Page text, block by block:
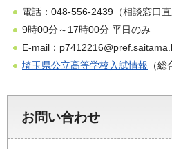
電話：048-556-2439（相談窓口直
9時00分～17時00分 平日のみ
E-mail：
埼玉県公立高等学校入試情報 （
お問い合わせ